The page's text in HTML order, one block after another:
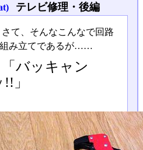
テレビ修理・後編
さて、そんなこんなで回路
み立てであるが……
「バッキャン
!!」